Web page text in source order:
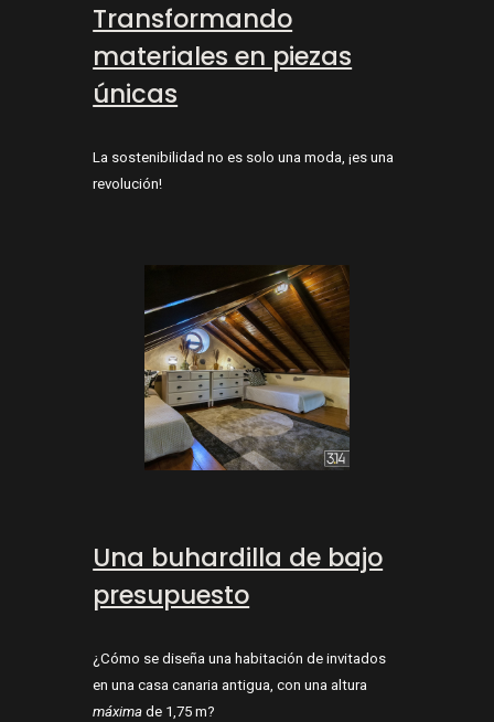
Transformando
materiales en piezas
únicas
La sostenibilidad no es solo una moda, ¡es una
revolución!
Una buhardilla de bajo
presupuesto
¿Cómo se diseña una habitación de invitados
en una casa canaria antigua, con una altura
máximade 1,75 m?